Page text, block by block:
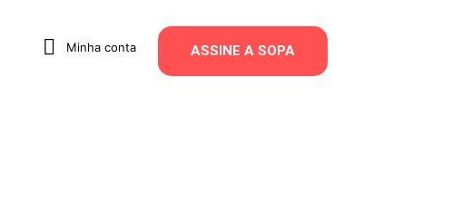
Minha conta ASSINE A SOPA